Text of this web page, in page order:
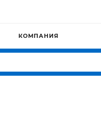
КОМПАНИЯ